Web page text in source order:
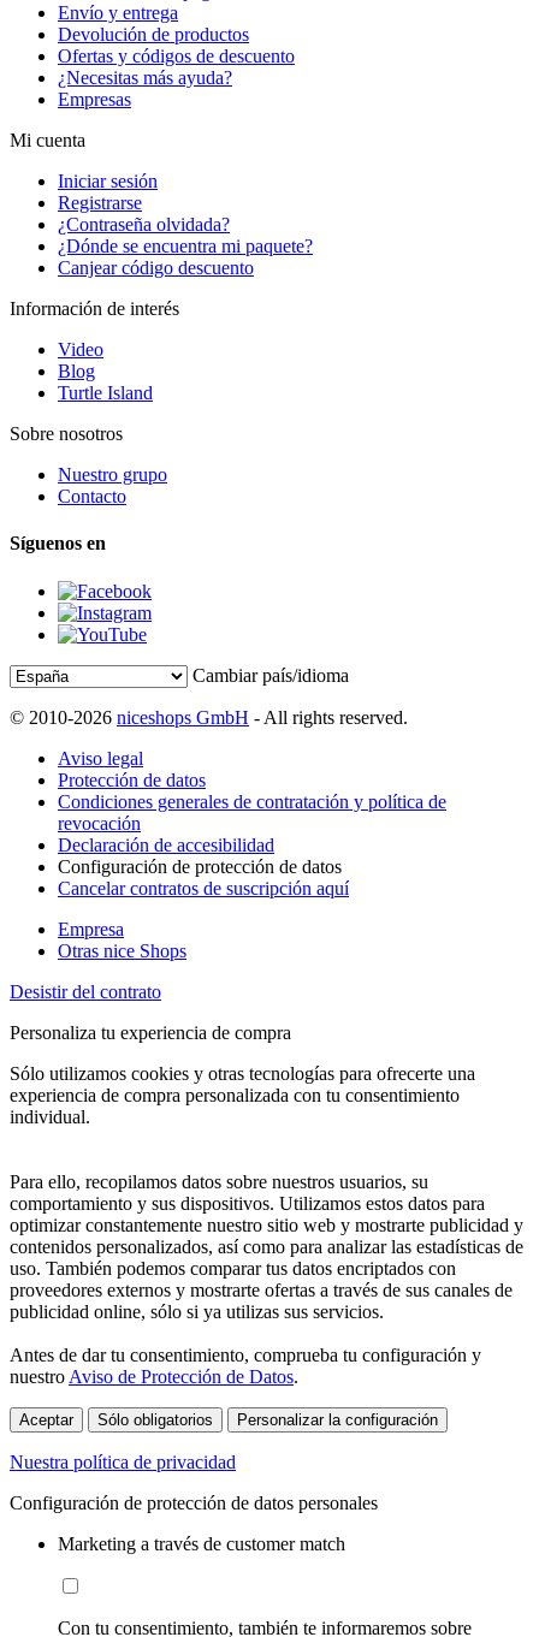
Envío y entrega
Devolución de productos
Ofertas y códigos de descuento
¿Necesitas más ayuda?
Empresas
Mi cuenta
Iniciar sesión
Registrarse
¿Contraseña olvidada?
¿Dónde se encuentra mi paquete?
Canjear código descuento
Información de interés
Video
Blog
Turtle Island
Sobre nosotros
Nuestro grupo
Contacto
Síguenos en
Cambiar país/idioma
© 2010-2026 niceshops GmbH - All rights reserved.
Aviso legal
Protección de datos
Condiciones generales de contratación y política de
revocación
Declaración de accesibilidad
Configuración de protección de datos
Cancelar contratos de suscripción aquí
Empresa
Otras nice Shops
Desistir del contrato
Personaliza tu experiencia de compra
Sólo utilizamos cookies y otras tecnologías para ofrecerte una
experiencia de compra personalizada con tu consentimiento
individual.
Para ello, recopilamos datos sobre nuestros usuarios, su
comportamiento y sus dispositivos. Utilizamos estos datos para
optimizar constantemente nuestro sitio web y mostrarte publicidad y
contenidos personalizados, así como para analizar las estadísticas de
uso. También podemos comparar tus datos encriptados con
proveedores externos y mostrarte ofertas a través de sus canales de
publicidad online, sólo si ya utilizas sus servicios.
Antes de dar tu consentimiento, comprueba tu configuración y
nuestro Aviso de Protección de Datos.
Aceptar Sólo obligatorios Personalizar la configuración
Nuestra política de privacidad
Configuración de protección de datos personales
Marketing a través de customer match
Con tu consentimiento, también te informaremos sobre